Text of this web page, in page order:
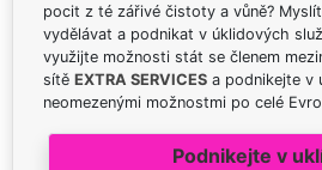
pocit z té zářivé čistoty a vůně?
vydělávat a podnikat v úklidových
využijte možnosti stát se členem
sítě EXTRA SERVICES a podnikejte v
neomezenými možnostmi po celé
Podnikejte v